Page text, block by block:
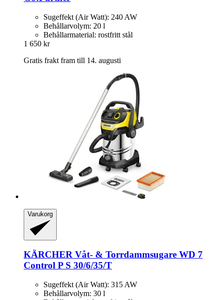
Sugeffekt (Air Watt): 240 AW
Behållarvolym: 20 l
Behållarmaterial: rostfritt stål
1 650 kr
Gratis frakt fram till 14. augusti
Varukorg
KÄRCHER Våt-​ & Torrdammsugare WD 7
Control P S 30/6/35/T
Sugeffekt (Air Watt): 315 AW
Behållarvolym: 30 l